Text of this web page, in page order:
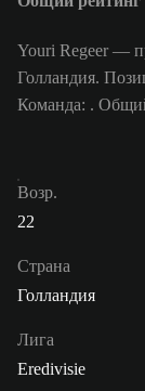
Youri Regeer —
Голландия.
Команда: .
Возр.
22
Страна
Голландия
Лига
Eredivisie